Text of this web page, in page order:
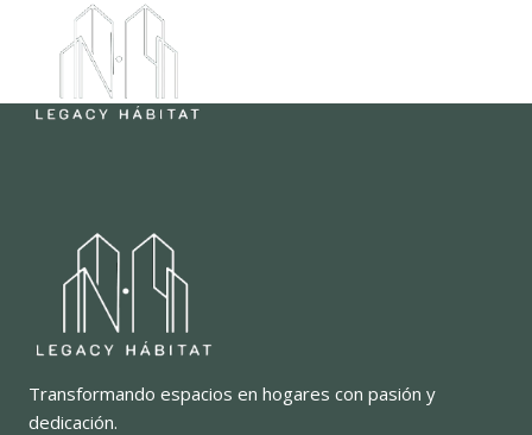
Transformando espacios en hogares con pasión y
dedicación.